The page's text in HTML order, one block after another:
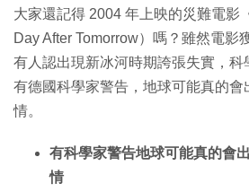
大家還記得 2004 年上映的災難電影
Day After Tomorrow）嗎？雖然電影
有人認出現新冰河時期誇張失實，科
有德國科學家警告，地球可能真的會
情。
有科學家警告地球可能真的會
情